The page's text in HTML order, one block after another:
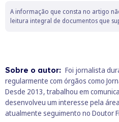
A informação que consta no artigo
leitura integral de documentos que
Sobre o autor: Foi jornalista
regularmente com órgãos como
Desde 2013, trabalhou em
desenvolveu um interesse pela
atualmente seguimento no Doutor